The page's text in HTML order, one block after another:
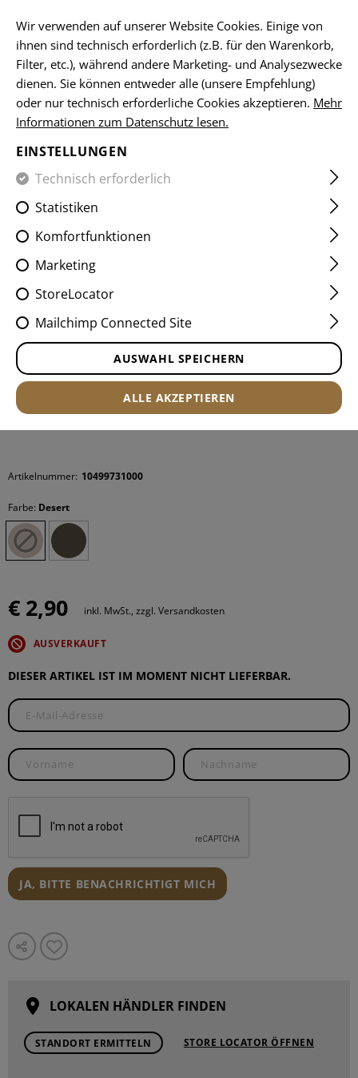
HOME EQUIPMENT ABZEICHEN WOVEN VITAL-
0 POS BLOODGROUP PATCH
Artikelnummer: 10499731000
Farbe: Desert
€ 2,90 inkl. MwSt., zzgl. Versandkosten
AUSVERKAUFT
DIESER ARTIKEL IST IM MOMENT NICHT LIEFERBAR.
JA, BITTE BENACHRICHTIGT MICH
LOKALEN HÄNDLER FINDEN
STANDORT ERMITTELN STORE LOCATOR ÖFFNEN
Wir verwenden auf unserer Website Cookies. Einige von
ihnen sind technisch erforderlich (z.B. für den Warenkorb,
Filter, etc.), während andere Marketing- und Analysezwecke
dienen. Sie können entweder alle (unsere Empfehlung)
oder nur technisch erforderliche Cookies akzeptieren. Mehr
Informationen zum Datenschutz lesen.
EINSTELLUNGEN
Technisch erforderlich
Statistiken
Komfortfunktionen
Marketing
StoreLocator
Mailchimp Connected Site
AUSWAHL SPEICHERN
ALLE AKZEPTIEREN